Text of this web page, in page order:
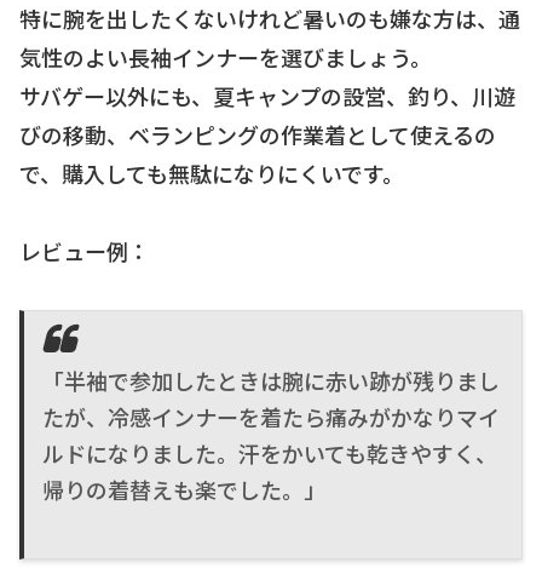
特に腕を出したくないけれど暑いのも嫌な方は、通
気性のよい長袖インナーを選びましょう。
サバゲー以外にも、夏キャンプの設営、釣り、川遊
びの移動、ベランピングの作業着として使えるの
で、購入しても無駄になりにくいです。
レビュー例：
「半袖で参加したときは腕に赤い跡が残りまし
たが、冷感インナーを着たら痛みがかなりマイ
ルドになりました。汗をかいても乾きやすく、
帰りの着替えも楽でした。」